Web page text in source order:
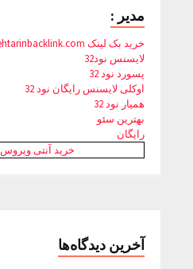
مدیر :
خرید بک لینک behtarinbacklink.com
لایسنس نود32
پسورد نود 32
اوکلی لایسنس رایگان نود 32
همیار نود 32
بهترین سئو
رایگان
خرید آنتی ویروس Kaspersky
آخرین دیدگاه‌ها